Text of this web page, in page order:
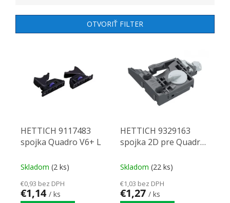
OTVORIŤ FILTER
HETTICH 9117483
spojka Quadro V6+ L
Skladom (2 ks)
€0,93 bez DPH
€1,14 / ks
HETTICH 9329163
spojka 2D pre Quadro
P
Skladom (22 ks)
€1,03 bez DPH
€1,27 / ks